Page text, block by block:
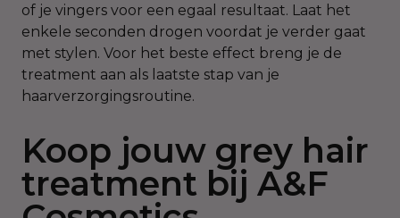
of je vingers voor een egaal resultaat. Laat het
enkele seconden drogen voordat je verder gaat
met stylen. Voor het beste effect breng je de
treatment aan als laatste stap van je
haarverzorgingsroutine.
Koop jouw grey hair
treatment bij A&F